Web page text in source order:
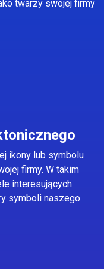
twarzy swojej firmy
ikony lub symbolu
firmy. W takim
interesujących
symboli naszego